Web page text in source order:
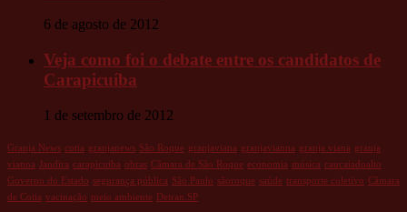
6 de agosto de 2012
Veja como foi o debate entre os candidatos de
Carapicuíba
1 de setembro de 2012
Granja News cotia granjanews São Roque granjaviana granjavianna granja viana granja
vianna
Jandira carapicuiba obras Câmara de São Roque economia música caucaiadoalto
Governo do Estado segurança pública São Paulo sãoroque saúde transporte coletivo Câmara
de Cotia vacinação meio ambiente Detran.SP